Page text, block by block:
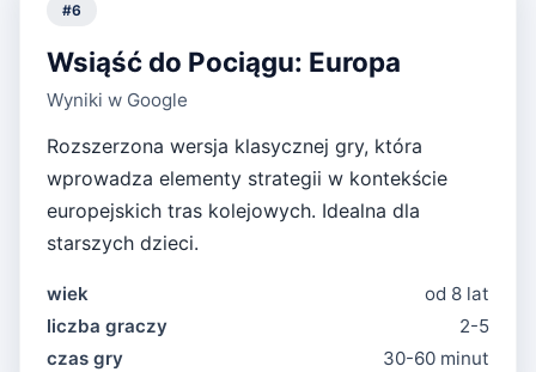
#6
Wsiąść do Pociągu: Europa
Wyniki w Google
Rozszerzona wersja klasycznej gry, która
wprowadza elementy strategii w kontekście
europejskich tras kolejowych. Idealna dla
starszych dzieci.
wiek
od 8 lat
liczba graczy
2-5
czas gry
30-60 minut